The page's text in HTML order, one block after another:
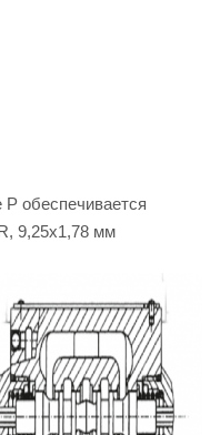
P обеспечивается
9,25х1,78 мм